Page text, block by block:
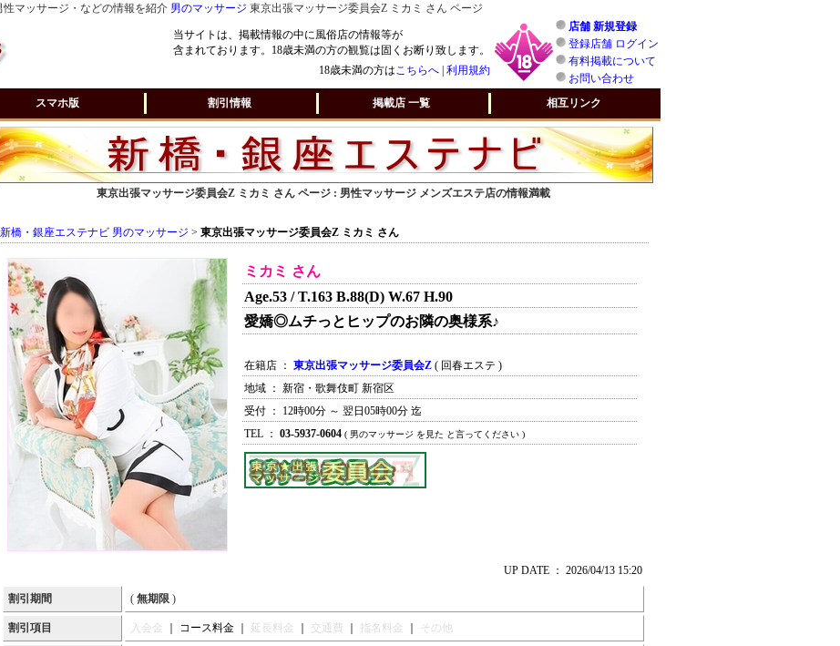
マッサージ・などの情報を紹介 男のマッサージ 東京出張マッサージ委員会Z ミカミ さん ページ
当サイトは、掲載情報の中に風俗店の情報等が
含まれております。18歳未満の方の観覧は固くお断り致します。
18歳未満の方はこちらへ 利用規約
店舗 新規登録
登録店舗 ログイン
有料掲載について
お問い合わせ
スマホ版 割引情報 掲載店 一覧 相互リンク
東京出張マッサージ委員会Z ミカミ さん ページ : 男性マッサージ メンズエステ店の情報満載
新橋・銀座エステナビ 男のマッサージ > 東京出張マッサージ委員会Z ミカミ さん
ミカミ さん
Age.53 / T.163 B.88(D) W.67 H.90
愛嬌◎ムチっとヒップのお隣の奥様系♪
在籍店 ： 東京出張マッサージ委員会Z ( 回春エステ )
地域 ： 新宿・歌舞伎町 新宿区
受付 ： 12時00分 ～ 翌日05時00分 迄
TEL ： 03-5937-0604 ( 男のマッサージ を見た と言ってください )
UP DATE ： 2026/04/13 15:20
割引期間 ( 無期限 )
割引項目 入会金 ｜ コース料金 ｜ 延長料金 交通費 指名料金 その他